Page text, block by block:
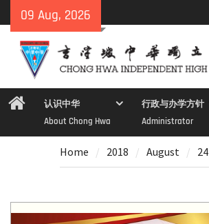
to
content
09 Aug, 2026
Home认识中华
About Chong Hwa
行政与办学方针
Administrator
Home 2018 August 24